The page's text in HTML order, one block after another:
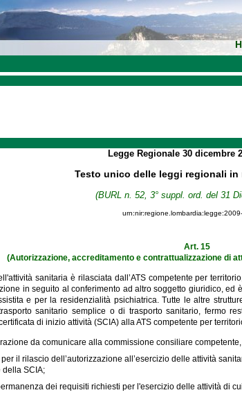
Legge Regionale 30 dicembre
Testo unico delle leggi regionali in
(BURL n. 52, 3° suppl. ord. del 31
Art. 15
(Autorizzazione, accreditamento e contrattualizzazione di
sanitaria è rilasciata dall’ATS competente per
in seguito al conferimento ad altro soggetto giuridico,
e per la residenzialità psichiatrica. Tutte le altre
sanitario semplice o di trasporto sanitario, fermo
di inizio attività (SCIA) alla ATS competente per
da comunicare alla commissione consiliare
il rilascio dell’autorizzazione all’esercizio delle attività
della SCIA;
dei requisiti richiesti per l'esercizio delle attività di